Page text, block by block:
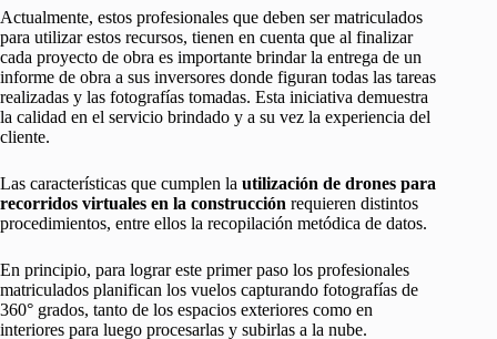
Actualmente, estos profesionales que deben ser matriculados
para utilizar estos recursos, tienen en cuenta que al finalizar
cada proyecto de obra es importante brindar la entrega de un
informe de obra a sus inversores donde figuran todas las tareas
realizadas y las fotografías tomadas. Esta iniciativa demuestra
la calidad en el servicio brindado y a su vez la experiencia del
cliente.
Las características que cumplen la utilización de drones para
recorridos virtuales en la construcción requieren distintos
procedimientos, entre ellos la recopilación metódica de datos.
En principio, para lograr este primer paso los profesionales
matriculados planifican los vuelos capturando fotografías de
360° grados, tanto de los espacios exteriores como en
interiores para luego procesarlas y subirlas a la nube.